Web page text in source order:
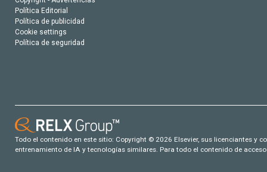
Política Editorial
Política de publicidad
Cookie settings
Política de seguridad
Todo el contenido en este sitio: Copyright © 2026 Elsevier, sus licenciantes y
entrenamiento de IA y tecnologías similares. Para todo el contenido de